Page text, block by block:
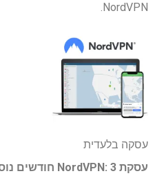
NordVPN.
עסקה בלעדית
עסקת NordVPN: 3 חודשים נוספים בחינם